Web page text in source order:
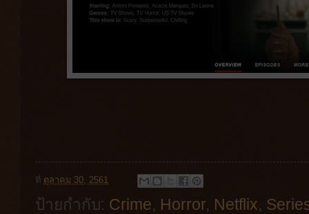
ที่ ตุลาคม 30, 2561
ป้ายกำกับ: Crime, Horror, Netflix,